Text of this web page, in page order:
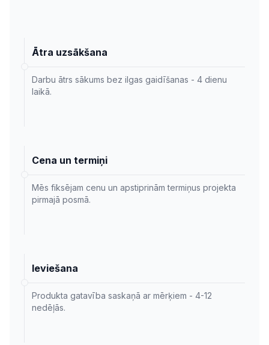
Ātra uzsākšana
Darbu ātrs sākums bez ilgas gaidīšanas - 4 dienu
laikā.
Cena un termiņi
Mēs fiksējam cenu un apstiprinām termiņus projekta
pirmajā posmā.
Ieviešana
Produkta gatavība saskaņā ar mērķiem - 4-12
nedēļās.